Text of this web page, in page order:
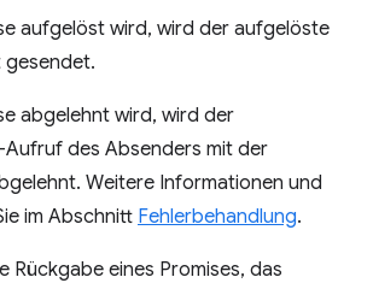
aufgelöst wird, wird der aufgelöste
abgelehnt wird, wird der
-Aufruf des Absenders mit der
Weitere Informationen und
im Abschnitt Fehlerbehandlung.
Rückgabe eines Promises, das